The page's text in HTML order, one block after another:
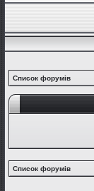
Список форумів
Список форумів